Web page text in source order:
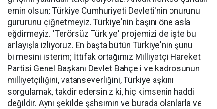
emin olsun; Türkiye Cumhuriyeti Devleti'nin onurunu
gururunu çiğnetmeyiz. Türkiye'nin başını öne asla
eğdirmeyiz. 'Terörsüz Türkiye' projemizi de işte bu
anlayışla izliyoruz. En başta bütün Türkiye'nin şunu
bilmesini isterim; İttifak ortağımız Milliyetçi Hareket
Partisi Genel Başkanı Devlet Bahçeli ve kadrosunun
milliyetçiliğini, vatanseverliğini, Türkiye aşkını
sorgulamak, takdir edersiniz ki, hiç kimsenin haddi
değildir. Aynı şekilde şahsımın ve burada olanlarla ve